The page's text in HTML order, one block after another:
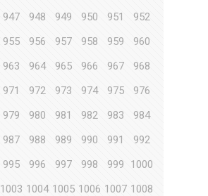
947 948 949 950 951
952
955 956 957 958 959
960
963 964 965 966 967
968
971 972 973 974 975
976
979 980 981 982 983
984
987 988 989 990 991
992
995 996 997 998 999
1000
1003 1004 1005 1006 1007 1008